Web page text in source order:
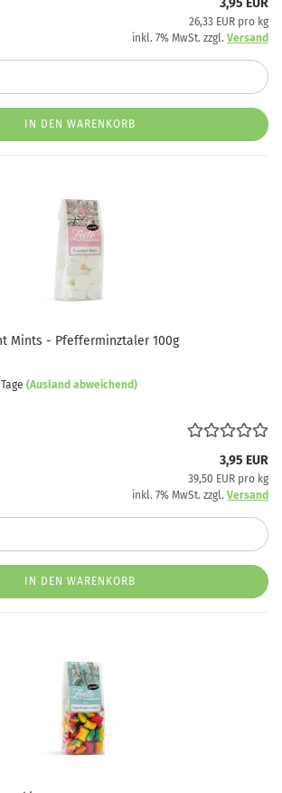
3,95 EUR
26,33 EUR pro kg
inkl. 7% MwSt. zzgl. Versand
IN DEN WARENKORB
Mints - Pfefferminztaler 100g
(Ausland abweichend)
3,95 EUR
39,50 EUR pro kg
inkl. 7% MwSt. zzgl. Versand
IN DEN WARENKORB